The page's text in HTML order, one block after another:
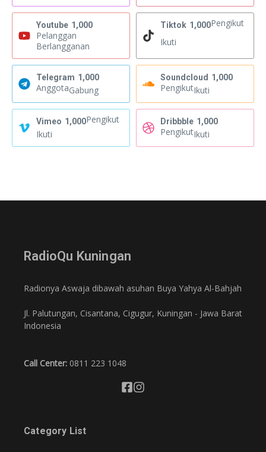
Youtube 1,000
Pelanggan
Berlangganan
Tiktok 1,000Pengikut
Ikuti
Telegram 1,000
AnggotaGabung
Soundcloud 1,000
PengikutIkuti
Vimeo 1,000Pengikut
Ikuti
Dribbble 1,000
PengikutIkuti
RadioQu Kuningan
Radionya Aswaja dibawah asuhan Buya Yahya Al-Bahjah
Jl. Palutungan, Cisantana, Cigugur, Kuningan - Jawa Barat
Indonesia
Call Center: 0811 223 1048
Category List